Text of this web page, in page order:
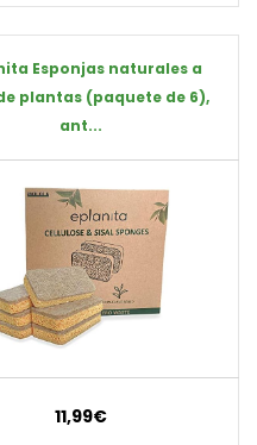
Esponjas naturales a
plantas (paquete de 6),
ant...
11,99€